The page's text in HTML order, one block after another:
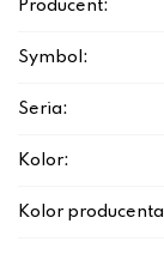
Producent:
Symbol:
Seria:
Kolor:
Kolor